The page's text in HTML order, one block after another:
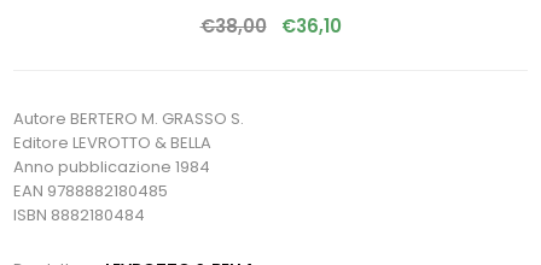
€38,00 €36,10
Autore BERTERO M. GRASSO S.
Editore LEVROTTO & BELLA
Anno pubblicazione 1984
EAN 9788882180485
ISBN 8882180484